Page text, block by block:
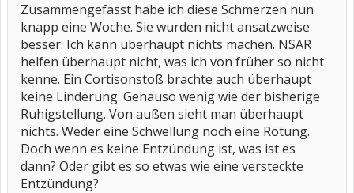
Zusammengefasst habe ich diese Schmerzen nun
knapp eine Woche. Sie wurden nicht ansatzweise
besser. Ich kann überhaupt nichts machen. NSAR
helfen überhaupt nicht, was ich von früher so nicht
kenne. Ein Cortisonstoß brachte auch überhaupt
keine Linderung. Genauso wenig wie der bisherige
Ruhigstellung. Von außen sieht man überhaupt
nichts. Weder eine Schwellung noch eine Rötung.
Doch wenn es keine Entzündung ist, was ist es
dann? Oder gibt es so etwas wie eine versteckte
Entzündung?